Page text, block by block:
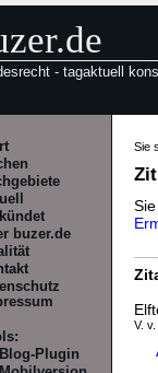
- tagaktuell
buzer.de
Blog-Plugin
Sie
V.